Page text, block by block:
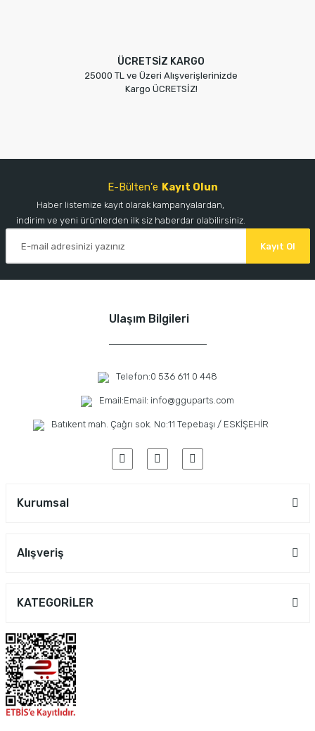
ÜCRETSİZ KARGO
25000 TL ve Üzeri Alışverişlerinizde
Kargo ÜCRETSİZ!
E-Bülten'e Kayıt Olun
Haber listemize kayıt olarak kampanyalardan,
indirim ve yeni ürünlerden ilk siz haberdar olabilirsiniz.
Kayıt Ol
Ulaşım Bilgileri
Telefon:0 536 611 0 448
Email:Email: info@gguparts.com
Batıkent mah. Çağrı sok. No:11 Tepebaşı / ESKİŞEHİR
Kurumsal
Alışveriş
KATEGORİLER